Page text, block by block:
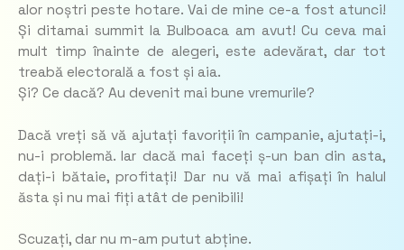
alor noștri peste hotare. Vai de mine ce-a fost atunci!
Și ditamai summit la Bulboaca am avut! Cu ceva mai
mult timp înainte de alegeri, este adevărat, dar tot
treabă electorală a fost și aia.
Și? Ce dacă? Au devenit mai bune vremurile?
Dacă vreți să vă ajutați favoriții în campanie, ajutați-i,
nu-i problemă. Iar dacă mai faceți ș-un ban din asta,
dați-i bătaie, profitați! Dar nu vă mai afișați în halul
ăsta și nu mai fiți atât de penibili!
Scuzați, dar nu m-am putut abține.